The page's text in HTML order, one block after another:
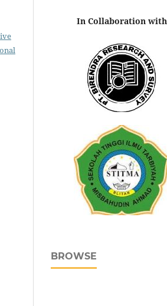
In Collaboration with
BROWSE